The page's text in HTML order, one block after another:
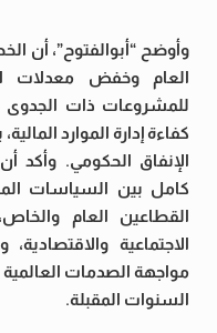
وأوضح “أبوالفتوح”، أن
العام وخفض معدلات
للمشروعات ذات الجدوى
كفاءة إدارة الموارد
الإنفاق الحكومي. وأكد
كامل بين السياسات
القطاعين العام
الاجتماعية
مواجهة الصدمات
السنوات المقبلة.